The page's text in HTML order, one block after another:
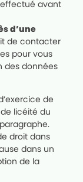
avant
d’une
de contacter
pour vous
des données
de
licéité du
droit dans
dans un
de la